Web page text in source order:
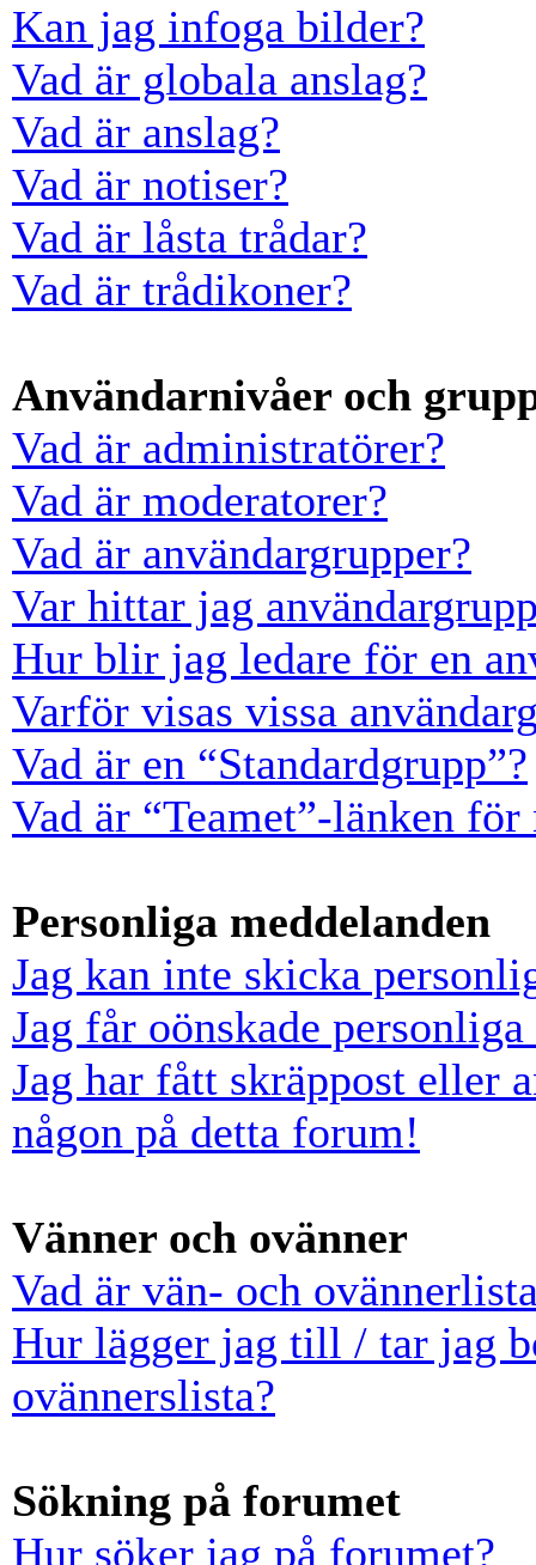
Kan jag infoga bilder?
Vad är globala anslag?
Vad är anslag?
Vad är notiser?
Vad är låsta trådar?
Vad är trådikoner?
Användarnivåer och
Vad är administratörer?
Vad är moderatorer?
Vad är användargrupper?
Var hittar jag
Hur blir jag ledare för en
Varför visas vissa
Vad är en “Standardgrupp”?
Vad är “Teamet”-länken för
Personliga meddelanden
Jag kan inte skicka
Jag får oönskade
Jag har fått skräppost eller
någon på detta forum!
Vänner och ovänner
Vad är vän- och
Hur lägger jag till / tar jag
ovännerslista?
Sökning på forumet
Hur söker jag på forumet?